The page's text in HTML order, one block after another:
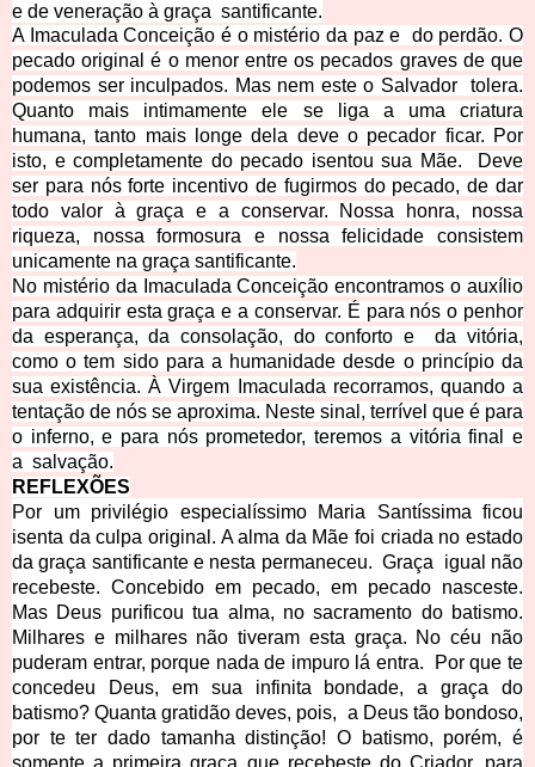
e de veneração à graça santificante.
A Imaculada Conceição é o mistério da paz e do perdão. O
pecado original é o menor entre os pecados graves de que
podemos ser inculpados. Mas nem este o Salvador tolera.
Quanto mais intimamente ele se liga a uma criatura
humana, tanto mais longe dela deve o pecador ficar. Por
isto, e completamente do pecado isentou sua Mãe. Deve
ser para nós forte incentivo de fugirmos do pecado, de dar
todo valor à graça e a conservar. Nossa honra, nossa
riqueza, nossa formosura e nossa felicidade consistem
unicamente na graça santificante.
No mistério da Imaculada Conceição encontramos o auxílio
para adquirir esta graça e a conservar. É para nós o penhor
da esperança, da consolação, do conforto e da vitória,
como o tem sido para a humanidade desde o princípio da
sua existência. À Virgem Imaculada recorramos, quando a
tentação de nós se aproxima. Neste sinal, terrível que é para
o inferno, e para nós prometedor, teremos a vitória final e
a salvação.
REFLEXÕES
Por um privilégio especialíssimo Maria Santíssima ficou
isenta da culpa original. A alma da Mãe foi criada no estado
da graça santificante e nesta permaneceu. Graça igual não
recebeste. Concebido em pecado, em pecado nasceste.
Mas Deus purificou tua alma, no sacramento do batismo.
Milhares e milhares não tiveram esta graça. No céu não
puderam entrar, porque nada de impuro lá entra. Por que te
concedeu Deus, em sua infinita bondade, a graça do
batismo? Quanta gratidão deves, pois, a Deus tão bondoso,
por te ter dado tamanha distinção! O batismo, porém, é